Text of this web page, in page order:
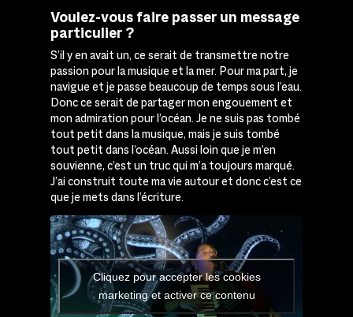
Voulez-vous faire passer un message
particulier ?
S’il y en avait un, ce serait de transmettre notre
passion pour la musique et la mer. Pour ma part, je
navigue et je passe beaucoup de temps sous l’eau.
Donc ce serait de partager mon engouement et
mon admiration pour l’océan. Je ne suis pas tombé
tout petit dans la musique, mais je suis tombé
tout petit dans l’océan. Aussi loin que je m’en
souvienne, c’est un truc qui m’a toujours marqué.
J’ai construit toute ma vie autour et donc c’est ce
que je mets dans l’écriture.
Cliquez pour accepter les cookies
marketing et activer ce contenu